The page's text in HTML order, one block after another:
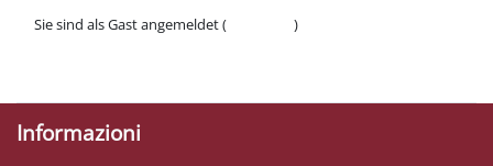
Sie sind als Gast angemeldet (
)
Informazioni